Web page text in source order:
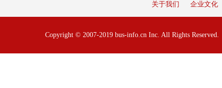
关于我们 企业文化
Copyright © 2007-2019 bus-info.cn Inc. All Rights